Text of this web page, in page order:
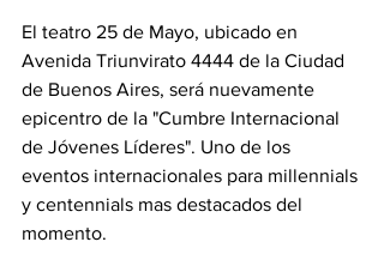
El teatro 25 de Mayo, ubicado en
Avenida Triunvirato 4444 de la Ciudad
de Buenos Aires, será nuevamente
epicentro de la "Cumbre Internacional
de Jóvenes Líderes". Uno de los
eventos internacionales para millennials
y centennials mas destacados del
momento.